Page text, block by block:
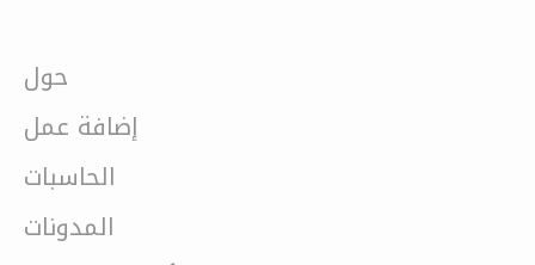
حول
إضافة عمل
الحاسبات
المدونات